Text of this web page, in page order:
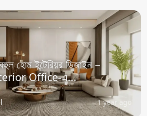
হোম ইন্টেরিয়র ডিজাইন –
Office-এ...
1 year ago